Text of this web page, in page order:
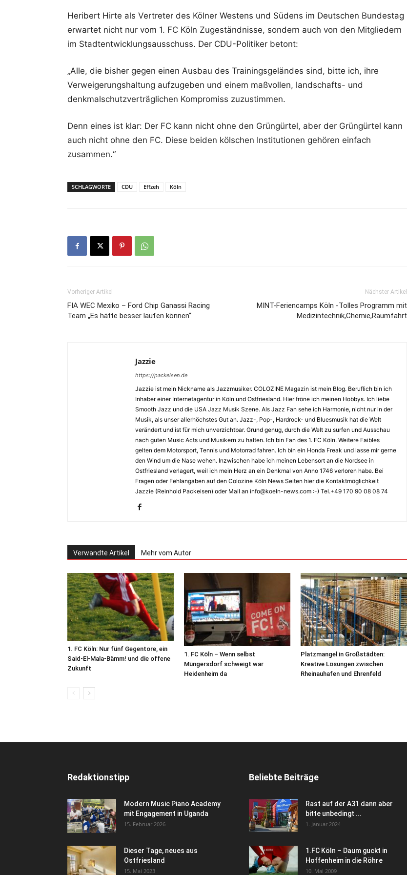
Heribert Hirte als Vertreter des Kölner Westens und Südens im Deutschen Bundestag
erwartet nicht nur vom 1. FC Köln Zugeständnisse, sondern auch von den Mitgliedern
im Stadtentwicklungsausschuss. Der CDU-Politiker betont:
„Alle, die bisher gegen einen Ausbau des Trainingsgeländes sind, bitte ich, ihre
Verweigerungshaltung aufzugeben und einem maßvollen, landschafts- und
denkmalschutzverträglichen Kompromiss zuzustimmen.
Denn eines ist klar: Der FC kann nicht ohne den Grüngürtel, aber der Grüngürtel kann
auch nicht ohne den FC. Diese beiden kölschen Institutionen gehören einfach
zusammen.“
SCHLAGWORTE CDU Effzeh Köln
Vorheriger Artikel
FIA WEC Mexiko – Ford Chip Ganassi Racing
Team „Es hätte besser laufen können“
Nächster Artikel
MINT-Feriencamps Köln -Tolles Programm mit
Medizintechnik,Chemie,Raumfahrt
Jazzie
https://packeisen.de
Jazzie ist mein Nickname als Jazzmusiker. COLOZINE Magazin ist mein Blog. Beruflich bin ich
Inhaber einer Internetagentur in Köln und Ostfriesland. Hier fröne ich meinen Hobbys. Ich liebe
Smooth Jazz und die USA Jazz Musik Szene. Als Jazz Fan sehe ich Harmonie, nicht nur in der
Musik, als unser allerhöchstes Gut an. Jazz-, Pop-, Hardrock- und Bluesmusik hat die Welt
verändert und ist für mich unverzichtbar. Grund genug, durch die Welt zu surfen und Ausschau
nach guten Music Acts und Musikern zu halten. Ich bin Fan des 1. FC Köln. Weitere Faibles
gelten dem Motorsport, Tennis und Motorrad fahren. Ich bin ein Honda Freak und lasse mir gerne
den Wind um die Nase wehen. Inzwischen habe ich meinen Lebensort an die Nordsee in
Ostfriesland verlagert, weil ich mein Herz an ein Denkmal von Anno 1746 verloren habe. Bei
Fragen oder Fehlangaben auf den Colozine Köln News Seiten hier die Kontaktmöglichkeit
Jazzie (Reinhold Packeisen) oder Mail an info@koeln-news.com :-) Tel.+49 170 90 08 08 74
Verwandte Artikel Mehr vom Autor
1. FC Köln: Nur fünf Gegentore, ein
Said-El-Mala-Bämm! und die offene
Zukunft
1. FC Köln – Wenn selbst
Müngersdorf schweigt war
Heidenheim da
Platzmangel in Großstädten:
Kreative Lösungen zwischen
Rheinauhafen und Ehrenfeld
Redaktionstipp
Modern Music Piano Academy
mit Engagement in Uganda
15. Februar 2026
Dieser Tage, neues aus
Ostfriesland
15. Mai 2023
Beliebte Beiträge
Rast auf der A31 dann aber
bitte unbedingt ...
1. Januar 2024
1.FC Köln – Daum guckt in
Hoffenheim in die Röhre
10. Mai 2009